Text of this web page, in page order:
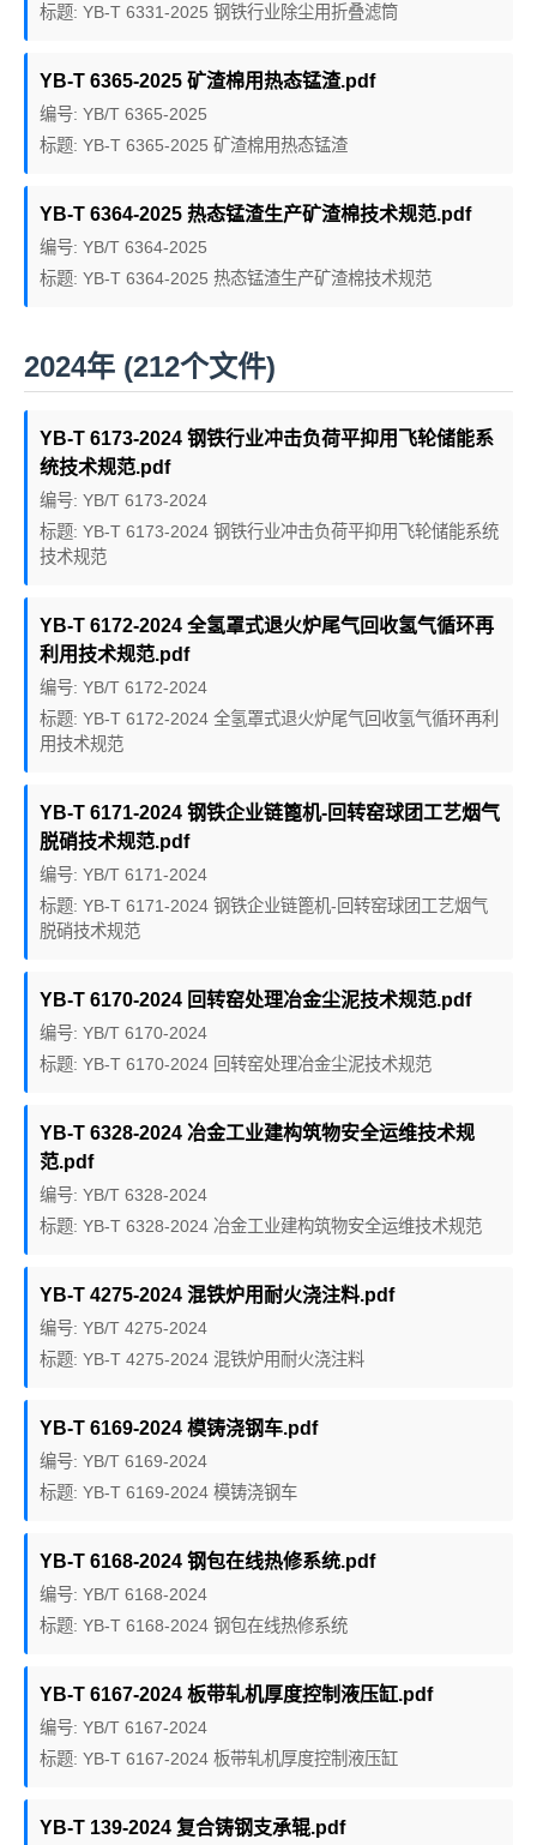
标题: YB-T 6331-2025 钢铁行业除尘用折叠滤筒
YB-T 6365-2025 矿渣棉用热态锰渣.pdf
编号: YB/T 6365-2025
标题: YB-T 6365-2025 矿渣棉用热态锰渣
YB-T 6364-2025 热态锰渣生产矿渣棉技术规范.pdf
编号: YB/T 6364-2025
标题: YB-T 6364-2025 热态锰渣生产矿渣棉技术规范
2024年 (212个文件)
YB-T 6173-2024 钢铁行业冲击负荷平抑用飞轮储能系
统技术规范.pdf
编号: YB/T 6173-2024
标题: YB-T 6173-2024 钢铁行业冲击负荷平抑用飞轮储能系统
技术规范
YB-T 6172-2024 全氢罩式退火炉尾气回收氢气循环再
利用技术规范.pdf
编号: YB/T 6172-2024
标题: YB-T 6172-2024 全氢罩式退火炉尾气回收氢气循环再利
用技术规范
YB-T 6171-2024 钢铁企业链篦机-回转窑球团工艺烟气
脱硝技术规范.pdf
编号: YB/T 6171-2024
标题: YB-T 6171-2024 钢铁企业链篦机-回转窑球团工艺烟气
脱硝技术规范
YB-T 6170-2024 回转窑处理冶金尘泥技术规范.pdf
编号: YB/T 6170-2024
标题: YB-T 6170-2024 回转窑处理冶金尘泥技术规范
YB-T 6328-2024 冶金工业建构筑物安全运维技术规
范.pdf
编号: YB/T 6328-2024
标题: YB-T 6328-2024 冶金工业建构筑物安全运维技术规范
YB-T 4275-2024 混铁炉用耐火浇注料.pdf
编号: YB/T 4275-2024
标题: YB-T 4275-2024 混铁炉用耐火浇注料
YB-T 6169-2024 模铸浇钢车.pdf
编号: YB/T 6169-2024
标题: YB-T 6169-2024 模铸浇钢车
YB-T 6168-2024 钢包在线热修系统.pdf
编号: YB/T 6168-2024
标题: YB-T 6168-2024 钢包在线热修系统
YB-T 6167-2024 板带轧机厚度控制液压缸.pdf
编号: YB/T 6167-2024
标题: YB-T 6167-2024 板带轧机厚度控制液压缸
YB-T 139-2024 复合铸钢支承辊.pdf